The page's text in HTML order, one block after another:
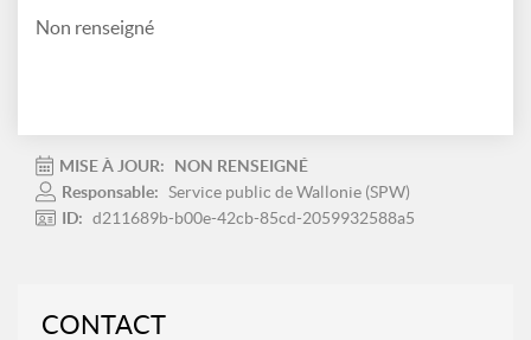
Non renseigné
MISE À JOUR:
NON RENSEIGNÉ
Responsable: Service public de Wallonie (SPW)
ID: d211689b-b00e-42cb-85cd-2059932588a5
CONTACT